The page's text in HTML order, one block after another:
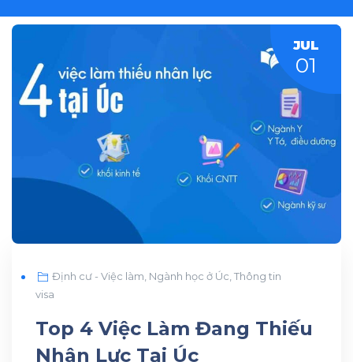
JUL
01
Định cư - Việc làm, Ngành học ở Úc,Thông tin
visa
Top 4 Việc Làm Đang Thiếu
Nhân Lực Tại Úc